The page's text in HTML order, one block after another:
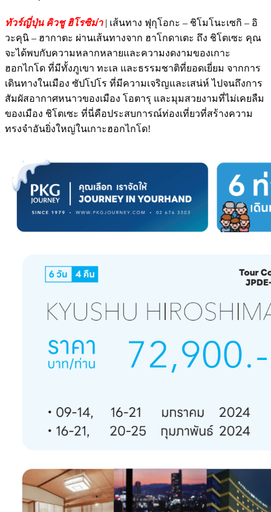
ทัวร์ญี่ปุ่น คิวชู ฮิโรซิม่า| เส้นทาง ฟุกุโอกะ – ชิโมโนะเซกิ – อิ
วะคุนิ – ฮากาตะ ผ่านเส้นทางจาก ฮาโกดาเตะ ถึง ชิโตเซะ คุณ
จะได้พบกับความหลากหลายและความงดงามของเกาะ
ฮอกไกโด ที่มีทั้งภูเขา ทะเล และธรรมชาติที่ยอดเยี่ยม จากการ
เดินทางในเมือง ซัปโปโร ที่มีความเจริญและเสน่ห์ ไปจนถึงการ
สัมผัสอากาศหนาวของเมือง โอตารุ และมุมสวยงามที่ไม่เคยลืม
ของเมือง ชิโตเซะ ที่นี่คือประสบการณ์ท่องเที่ยวที่สร้างความ
ทรงจำอันยิ่งใหญ่ในเกาะฮอกไกโด!